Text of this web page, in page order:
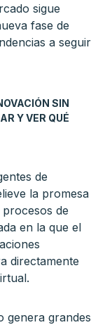
sigue
fase de
a seguir
SIN
Y VER QUÉ
de
la promesa
de
en la que el
directamente
genera grandes